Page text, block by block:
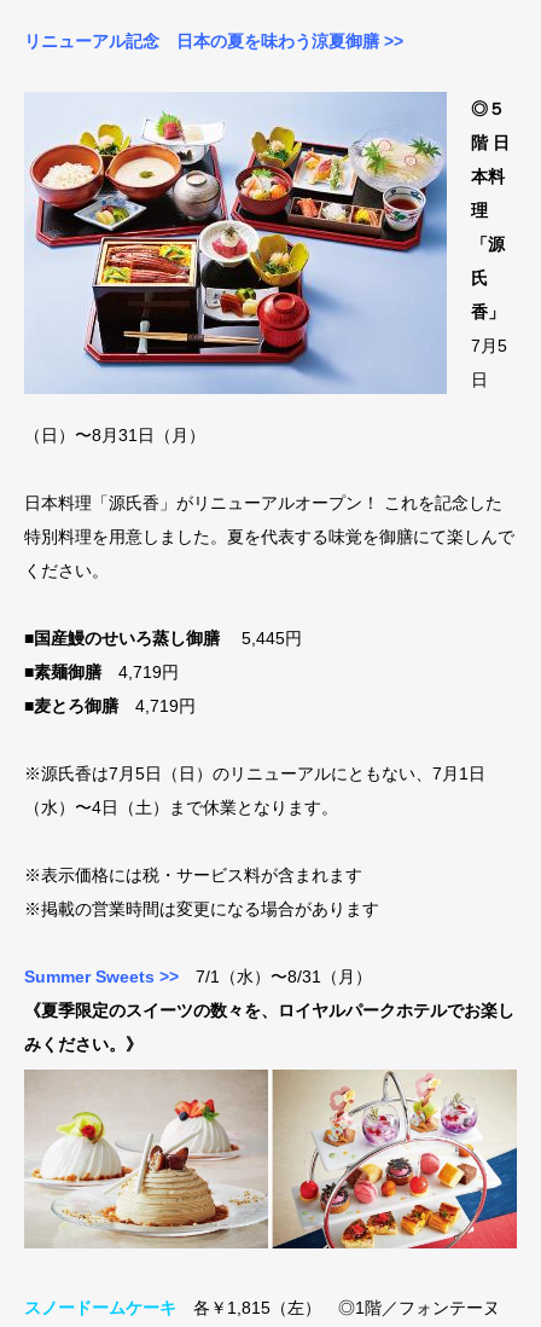
リニューアル記念 日本の夏を味わう涼夏御膳 >>
◎５
階 日
本料
理
「源
氏
香」
7月5
日
（日）〜8月31日（月）
日本料理「源氏香」がリニューアルオープン！ これを記念した
特別料理を用意しました。夏を代表する味覚を御膳にて楽しんで
ください。
■国産鰻のせいろ蒸し御膳 5,445円
■素麺御膳 4,719円
■麦とろ御膳 4,719円
※源氏香は7月5日（日）のリニューアルにともない、7月1日
（水）〜4日（土）まで休業となります。
※表示価格には税・サービス料が含まれます
※掲載の営業時間は変更になる場合があります
Summer Sweets >> 7/1（水）〜8/31（月）
《夏季限定のスイーツの数々を、ロイヤルパークホテルでお楽し
みください。》
スノードームケーキ 各￥1,815（左） ◎1階／フォンテーヌ